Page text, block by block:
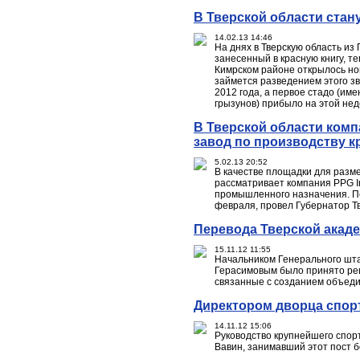
В Тверской области
14.02.13 14:46
На днях в Тверскую область
занесенный в красную книгу,
Кимрском районе открылось
займется разведением этого
2012 года, а первое стадо
грызунов) прибыло на этой
В Тверской области
завод по производству
5.02.13 20:52
В качестве площадки для
рассматривает компания PPG
промышленного назначения.
февраля, провел Губернатор
Перевода Тверской
15.11.12 11:55
Начальником Генерального
Герасимовым было принято
связанные с созданием
Директором дворца
14.11.12 15:06
Руководство крупнейшего
Вавин, занимавший этот пост